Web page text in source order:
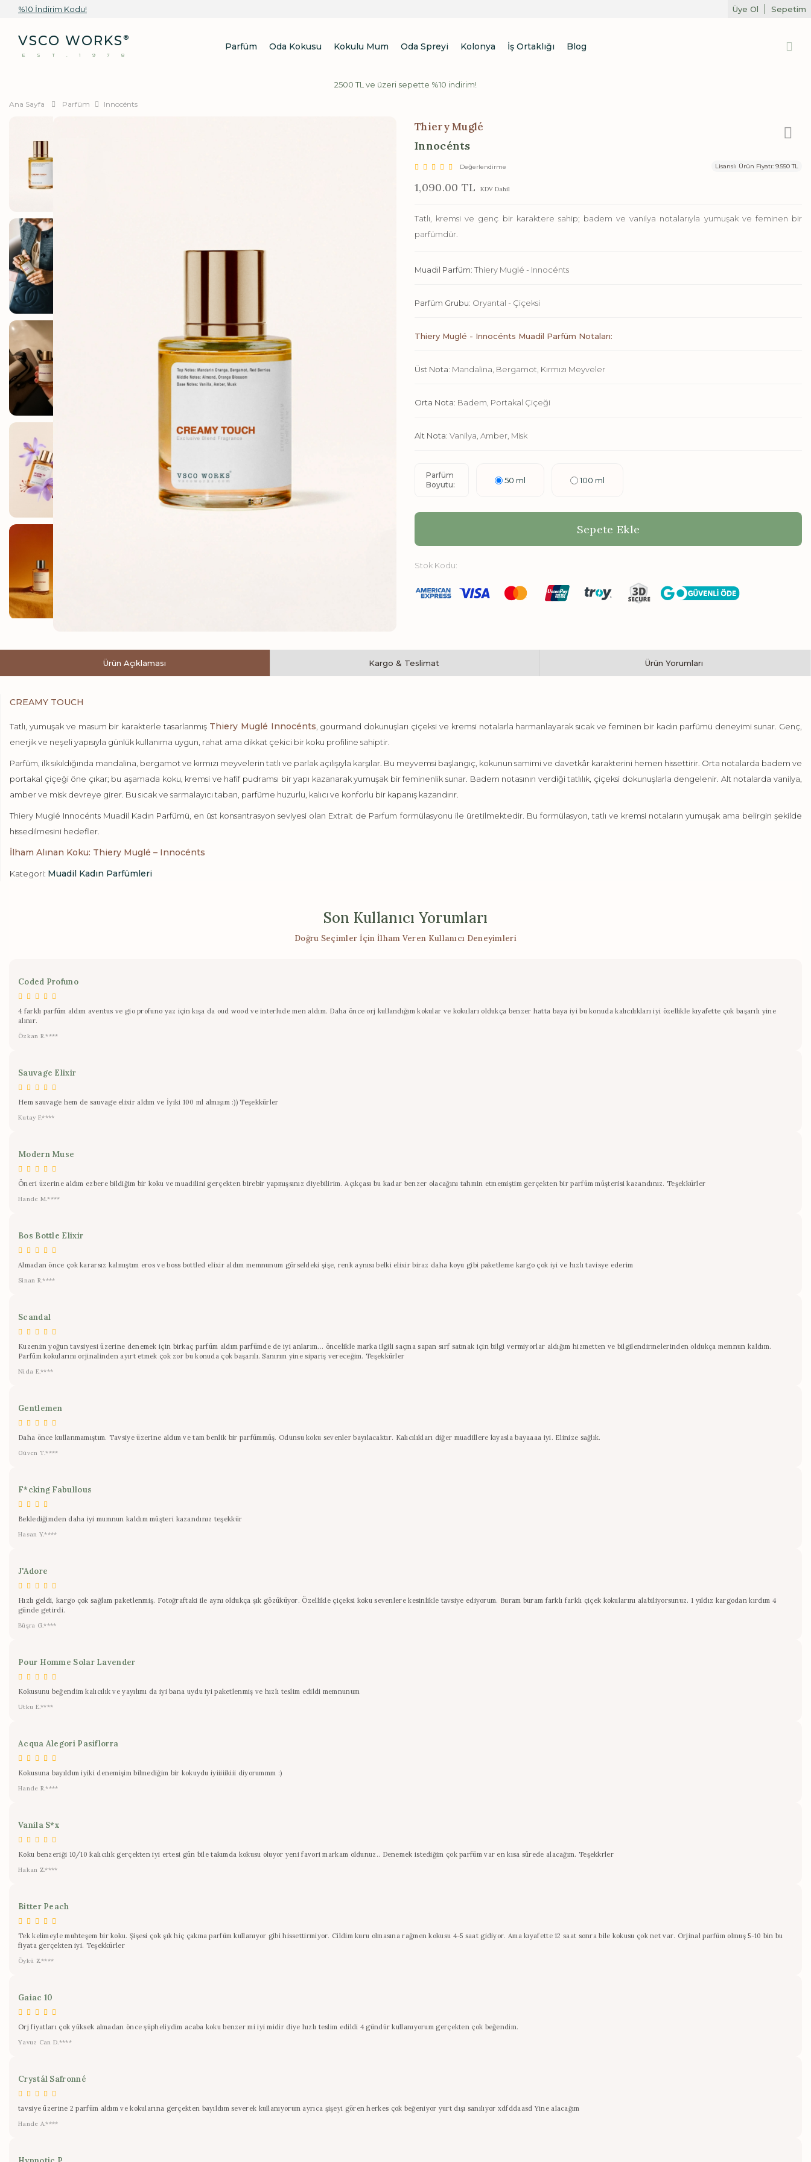
%10 İndirim Kodu! Üye Ol Sepetim
VSCO WORKS ®
EST.1978
Parfüm Oda Kokusu Kokulu Mum Oda Spreyi Kolonya İş Ortaklığı Blog
2500 TL ve üzeri sepette %10 indirim!
Ana Sayfa Parfüm Innocénts
Thiery Muglé
Innocénts
Lisanslı Ürün Fiyatı: 9.550 TL
Değerlendirme
1,090.00 TL KDV Dahil
Tatlı, kremsi ve genç bir karaktere sahip; badem ve vanilya notalarıyla yumuşak ve feminen bir
parfümdür.
Muadil Parfüm: Thiery Muglé - Innocénts
Parfüm Grubu: Oryantal - Çiçeksi
Thiery Muglé - Innocénts Muadil Parfüm Notaları:
Üst Nota: Mandalina, Bergamot, Kırmızı Meyveler
Orta Nota: Badem, Portakal Çiçeği
Alt Nota: Vanilya, Amber, Misk
Parfüm
Boyutu:
50 ml 100 ml
Sepete Ekle
Stok Kodu:
Ürün Açıklaması Kargo & Teslimat Ürün Yorumları
CREAMY TOUCH
Tatlı, yumuşak ve masum bir karakterle tasarlanmış Thiery Muglé Innocénts , gourmand dokunuşları çiçeksi ve kremsi notalarla harmanlayarak sıcak ve feminen bir kadın parfümü deneyimi sunar. Genç,
enerjik ve neşeli yapısıyla günlük kullanıma uygun, rahat ama dikkat çekici bir koku profiline sahiptir.
Parfüm, ilk sıkıldığında mandalina, bergamot ve kırmızı meyvelerin tatlı ve parlak açılışıyla karşılar. Bu meyvemsi başlangıç, kokunun samimi ve davetkâr karakterini hemen hissettirir. Orta notalarda badem ve
portakal çiçeği öne çıkar; bu aşamada koku, kremsi ve hafif pudramsı bir yapı kazanarak yumuşak bir feminenlik sunar. Badem notasının verdiği tatlılık, çiçeksi dokunuşlarla dengelenir. Alt notalarda vanilya,
amber ve misk devreye girer. Bu sıcak ve sarmalayıcı taban, parfüme huzurlu, kalıcı ve konforlu bir kapanış kazandırır.
Thiery Muglé Innocénts Muadil Kadın Parfümü, en üst konsantrasyon seviyesi olan Extrait de Parfum formülasyonu ile üretilmektedir. Bu formülasyon, tatlı ve kremsi notaların yumuşak ama belirgin şekilde
hissedilmesini hedefler.
İlham Alınan Koku: Thiery Muglé – Innocénts
Kategori: Muadil Kadın Parfümleri
Son Kullanıcı Yorumları
Doğru Seçimler İçin İlham Veren Kullanıcı Deneyimleri
Coded Profuno
4 farklı parfüm aldım aventus ve gio profuno yaz için kışa da oud wood ve interlude men aldım. Daha önce orj kullandığım kokular ve kokuları oldukça benzer hatta baya iyi bu konuda kalıcılıkları iyi özellikle kıyafette çok başarılı yine
alınır.
Özkan R.****
Sauvage Elixir
Hem sauvage hem de sauvage elixir aldım ve İyiki 100 ml almışım :)) Teşekkürler
Kutay F.****
Modern Muse
Öneri üzerine aldım ezbere bildiğim bir koku ve muadilini gerçekten birebir yapmışsınız diyebilirim. Açıkçası bu kadar benzer olacağını tahmin etmemiştim gerçekten bir parfüm müşterisi kazandınız. Teşekkürler
Hande M.****
Bos Bottle Elixir
Almadan önce çok kararsız kalmıştım eros ve boss bottled elixir aldım memnunum görseldeki şişe, renk aynısı belki elixir biraz daha koyu gibi paketleme kargo çok iyi ve hızlı tavisye ederim
Sinan R.****
Scandal
Kuzenim yoğun tavsiyesi üzerine denemek için birkaç parfüm aldım parfümde de iyi anlarım... öncelikle marka ilgili saçma sapan sırf satmak için bilgi vermiyorlar aldığım hizmetten ve bilgilendirmelerinden oldukça memnun kaldım.
Parfüm kokularını orjinalinden ayırt etmek çok zor bu konuda çok başarılı. Sanırım yine sipariş vereceğim. Teşekkürler
Nida E.****
Gentlemen
Daha önce kullanmamıştım. Tavsiye üzerine aldım ve tam benlik bir parfümmüş. Odunsu koku sevenler bayılacaktır. Kalıcılıkları diğer muadillere kıyasla bayaaaa iyi. Elinize sağlık.
Güven T.****
F*cking Fabullous
Beklediğimden daha iyi mumnun kaldım müşteri kazandınız teşekkür
Hasan Y.****
J'Adore
Hızlı geldi, kargo çok sağlam paketlenmiş. Fotoğraftaki ile aynı oldukça şık gözüküyor. Özellikle çiçeksi koku sevenlere kesinlikle tavsiye ediyorum. Buram buram farklı farklı çiçek kokularını alabiliyorsunuz. 1 yıldız kargodan kırdım 4
günde getirdi.
Büşra G.****
Pour Homme Solar Lavender
Kokusunu beğendim kalıcılık ve yayılımı da iyi bana uydu iyi paketlenmiş ve hızlı teslim edildi memnunum
Utku E.****
Acqua Alegori Pasiflorra
Kokusuna bayıldım iyiki denemişim bilmediğim bir kokuydu iyiiiiikiii diyorummm :)
Hande R.****
Vanila S*x
Koku benzeriği 10/10 kalıcılık gerçekten iyi ertesi gün bile takımda kokusu oluyor yeni favori markam oldunuz.. Denemek istediğim çok parfüm var en kısa sürede alacağım. Teşekkrler
Hakan Z.****
Bitter Peach
Tek kelimeyle muhteşem bir koku. Şişesi çok şık hiç çakma parfüm kullanıyor gibi hissettirmiyor. Cildim kuru olmasına rağmen kokusu 4-5 saat gidiyor. Ama kıyafette 12 saat sonra bile kokusu çok net var. Orjinal parfüm olmuş 5-10 bin bu
fiyata gerçekten iyi. Teşekkürler
Öykü Z.****
Gaiac 10
Orj fiyatları çok yüksek almadan önce şüpheliydim acaba koku benzer mi iyi midir diye hızlı teslim edildi 4 gündür kullanıyorum gerçekten çok beğendim.
Yavuz Can D.****
Crystál Safronné
tavsiye üzerine 2 parfüm aldım ve kokularına gerçekten bayıldım severek kullanıyorum ayrıca şişeyi gören herkes çok beğeniyor yurt dışı sanılıyor xdfddaasd Yine alacağım
Hande A.****